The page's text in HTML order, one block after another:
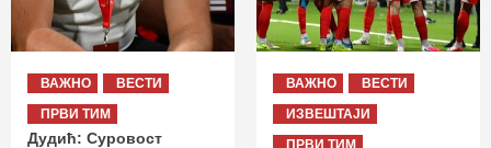
ВАЖНО
ВЕСТИ
ПРВИ ТИМ
Дудић: Суровост
ВАЖНО
ВЕСТИ
ИЗВЕШТАЈИ
ПРВИ ТИМ